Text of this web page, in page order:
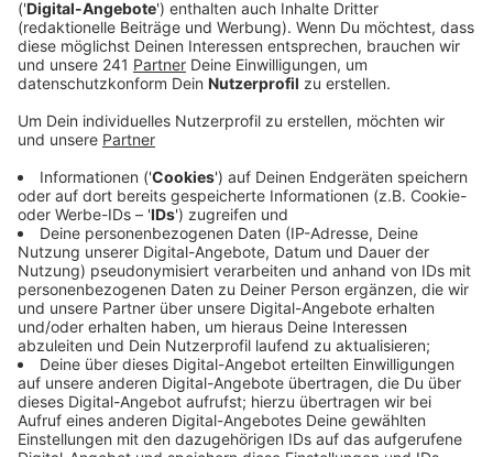
Veröffentlicht:Freitag, 21.04.2023 06:22
Anzeige
Die Bahn geht davon aus, dass dann der Regional- und
S-Bahn-Verkehr relativ schnell wieder normal laufen
wird – im Fernverkehr kann es noch bis zum Abend zu
Verspätungen und Ausfällen kommen. Beim letzten
großen Bahnstreik waren viele Leverkusener Pendler
offenbar im Home Office geblieben – das große Chaos
auf den Straßen blieb aus. Zusätzlich zum Zug- wird
heute aber auch weiter der Flugverkehr bestreikt – bei
uns betrifft das die Flughäfen Köln/Bonn und
Düsseldorf. Hier streikt unter anderem das
Sicherheitspersonal. Der Flughafen Köln / Bonn geht
davon aus, dass heute mehr als die Hälfte der über